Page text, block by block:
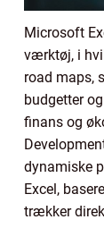
Microsoft
værktøj, i
road maps,
budgetter
finans og
dynamiske
Excel,
trækker